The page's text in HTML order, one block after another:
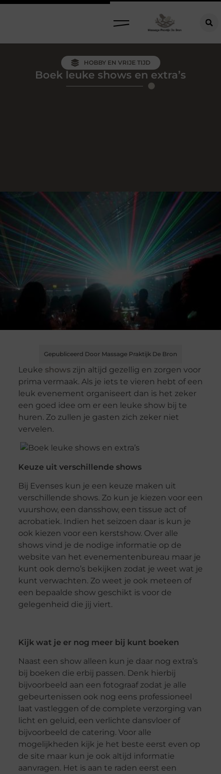
HOBBY EN VRIJE TIJD
Boek leuke shows en extra’s
Gepubliceerd Door Massage Praktijk De Bron
Leuke showszijn altijd gezellig en zorgen voor
prima vermaak. Als je iets te vieren hebt of een
leuk evenement organiseert dan is het zeker
een goed idee om er een leuke show bij te
huren. Zo zullen je gasten zich zeker niet
vervelen.
Keuze uit verschillende shows
Bij Evenses kun je een keuze maken uit
verschillende shows. Zo kun je kiezen voor een
vuurshow, een dansshow, een tissue act of
acrobatiek. Indien het seizoen daar is kun je
ook kiezen voor een kerstshow. Over alle
shows vind je de nodige informatie op de
website van het evenementenbureau maar je
kunt ook demo’s bekijken zodat je weet wat je
kunt verwachten. Zo weet je ook meteen of
een bepaalde show geschikt is voor de
gelegenheid die jij viert.
Kijk wat je er nog meer bij kunt boeken
Naast een show alleen kun je daar nog extra’s
bij boeken die erbij passen. Denk hierbij
bijvoorbeeld aan een fotograaf zodat je alle
gebeurtenissen ook nog eens professioneel
laat vastleggen of de complete verzorging van
licht en geluid, een verlichte dansvloer of
bijvoorbeeld de catering. Voor alle
mogelijkheden kijk je het beste eerst even op
de site maar kun je ook altijd informatie
aanvragen. Het is aan te raden eerst een